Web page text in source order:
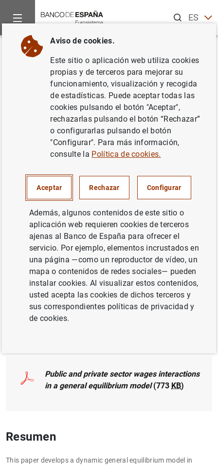
ESEN
Inicio Publicaciones
Volver
Public and private sector wages
interactions in a general
equilibrium model
Javier J. Pérezy José L. Torres
ADMINISTRACIONES PÚBLICAS
MERCADO DE TRABAJO
MÉTODOS CUANTITATIVOS
PRODUCTIVIDAD
Public and private sector wages interactions
in a general equilibrium model(773 KB)
Resumen
This paper develops a dynamic general equilibrium model in
Aviso de cookies.
Este sitio o aplicación web utiliza cookies
propias y de terceros para mejorar su
funcionamiento, visualización y recogida
de estadísticas. Puede aceptar todas las
cookies pulsando el botón "Aceptar",
rechazarlas pulsando el botón “Rechazar”
o configurarlas pulsando el botón
"Configurar". Para más información,
consulte la Política de cookies.
Aceptar Rechazar Configurar
Además, algunos contenidos de este sitio o
aplicación web requieren cookies de terceros
ajenas al Banco de España para ofrecer el
servicio. Por ejemplo, elementos incrustados en
una página —como un reproductor de vídeo, un
mapa o contenidos de redes sociales— pueden
instalar cookies. Al visualizar estos contenidos,
usted acepta las cookies de dichos terceros y
sus correspondientes políticas de privacidad y
de cookies.